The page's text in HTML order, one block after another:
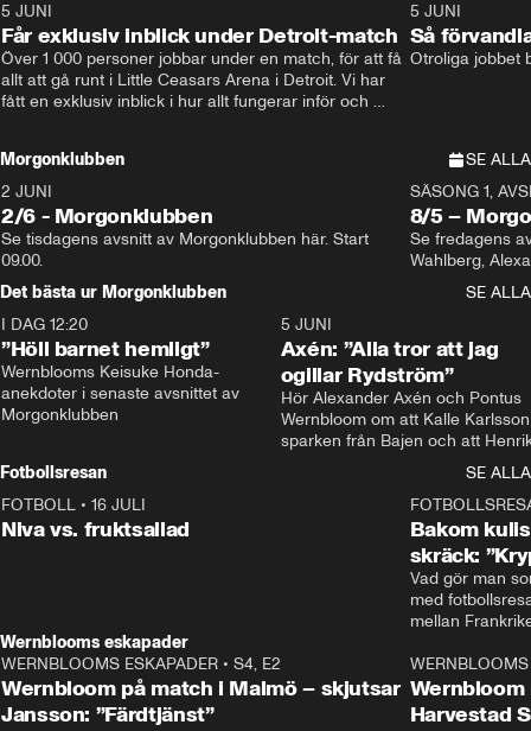
5 JUNI
Får exklusiv inblick under Detroit-match
Över 1 000 personer jobbar under en match, för att få
allt att gå runt i Little Ceasars Arena i Detroit. Vi har
fått en exklusiv inblick i hur allt fungerar inför och
5 JUNI
Så
Otroliga jobbet
Morgonklubben
SE ALLA
2 JUNI
2/6 - Morgonklubben
Se tisdagens avsnitt av Morgonklubben här. Start
SÄSONG 1,
8/5 –
Se fredagens
Det bästa ur Morgonklubben
SE ALLA
I DAG 12:20
”Höll barnet hemligt”
Wernblooms Keisuke Honda-
anekdoter i senaste avsnittet av
Morgonklubben
5 JUNI
Axén: ”Alla tror att jag
ogillar Rydström”
Hör Alexander Axén och Pontus
Wernbloom om att Kalle
sparken från Bajen och att
Fotbollsresan
SE ALLA
FOTBOLL • 16 JULI
Niva vs. fruktsallad
Bakom
skräck:
Vad gör man
med
Wernblooms eskapader
WERNBLOOMS ESKAPADER • S4, E2
Wernbloom på match i Malmö – skjutsar
Jansson: ”Färdtjänst”
Harvestad